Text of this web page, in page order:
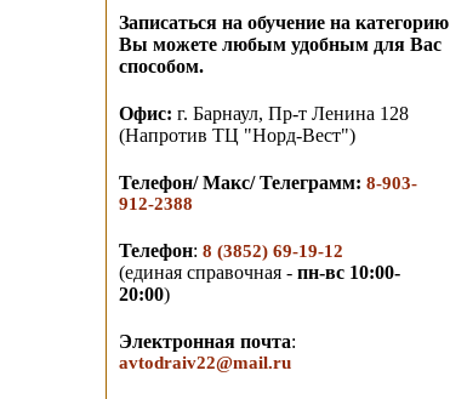
Записаться на обучение на категорию
Вы можете любым удобным для Вас
способом.
Офис: г. Барнаул, Пр-т Ленина 128
(Напротив ТЦ "Норд-Вест")
Телефон/ Макс/ Телеграмм: 8-903-
912-2388
Телефон: 8 (3852) 69-19-12
(единая справочная - пн-вс 10:00-
20:00)
Электронная почта:
avtodraiv22@mail.ru